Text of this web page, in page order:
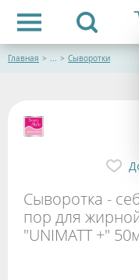
Главная > ... > Сыворотки
Сыворотка -
пор для
"UNIMATT +"